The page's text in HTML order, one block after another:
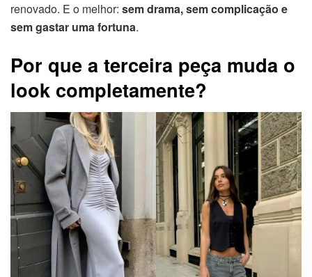
renovado. E o melhor: sem drama, sem complicação e
sem gastar uma fortuna.
Por que a terceira peça muda o
look completamente?